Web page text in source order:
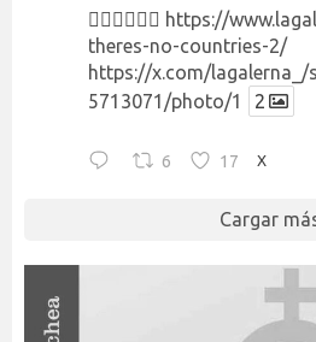
👉🏻👉🏻👉🏻 https://
theres-no-countries-2/
https://x.com/
5713071/photo/1
2
6 17 X
Cargar